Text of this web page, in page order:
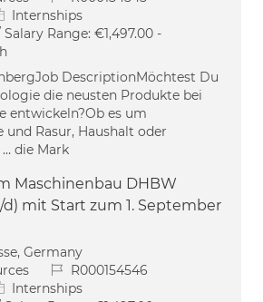
Internships
Range: €1,497.00 -
DescriptionMöchtest Du
die neusten Produkte bei
entwickeln?Ob es um
und Rasur, Haushalt oder
die Mark
Maschinenbau DHBW
mit Start zum 1. September
Germany
Job IdR000154546
Internships